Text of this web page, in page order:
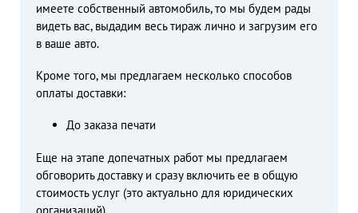
имеете собственный автомобиль, то мы будем рады
видеть вас, выдадим весь тираж лично и загрузим его
в ваше авто.
Кроме того, мы предлагаем несколько способов
оплаты доставки:
До заказа печати
Еще на этапе допечатных работ мы предлагаем
обговорить доставку и сразу включить ее в общую
стоимость услуг (это актуально для юридических